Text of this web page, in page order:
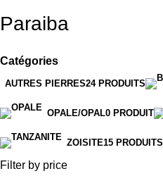
Paraiba
Catégories
AUTRES PIERRES24 PRODUITS
OPALE/OPAL0 PRODUIT
ZOISITE15 PRODUITS
Filter by price